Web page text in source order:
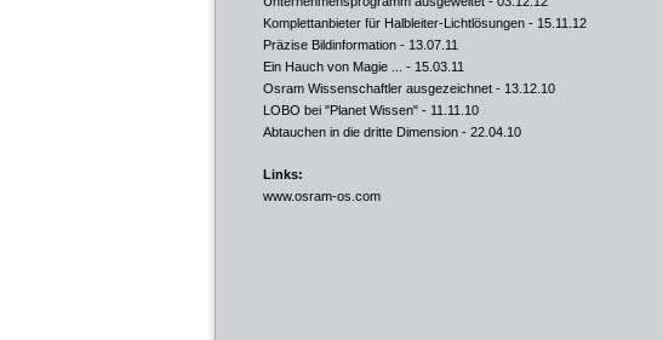
Komplettanbieter für Halbleiter-Lichtlösungen - 15.11.12
Präzise Bildinformation - 13.07.11
Ein Hauch von Magie ...
- 15.03.11
Osram Wissenschaftler ausgezeichnet - 13.12.10
LOBO bei "Planet Wissen" - 11.11.10
Abtauchen in die dritte Dimension - 22.04.10
Links:
www.osram-os.com